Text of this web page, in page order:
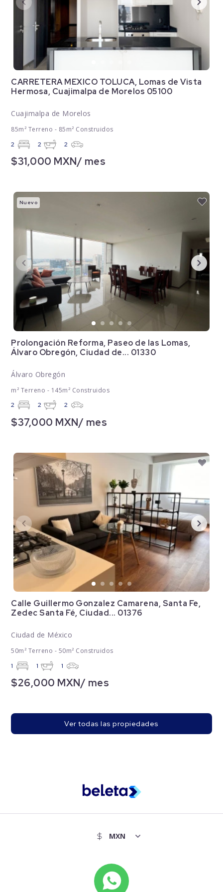
CARRETERA MEXICO TOLUCA, Lomas de Vista
Hermosa, Cuajimalpa de Morelos 05100
Cuajimalpa de Morelos
85m² Terreno - 85m² Construidos
2 2 2
$31,000 MXN/ mes
Prolongación Reforma, Paseo de las Lomas,
Álvaro Obregón, Ciudad de... 01330
Álvaro Obregón
m² Terreno - 145m² Construidos
2 2 2
$37,000 MXN/ mes
Nuevo
Calle Guillermo Gonzalez Camarena, Santa Fe,
Zedec Santa Fé, Ciudad... 01376
Ciudad de México
50m² Terreno - 50m² Construidos
1 1 1
$26,000 MXN/ mes
Ver todas las propiedades